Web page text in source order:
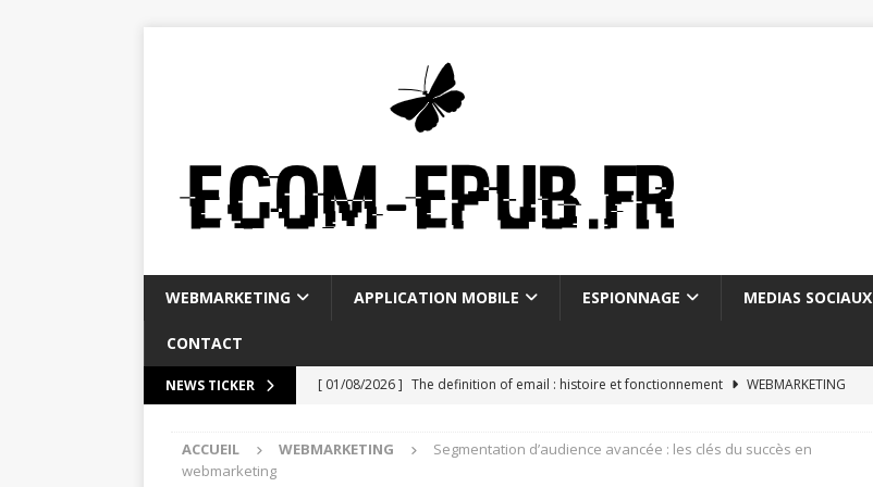
WEBMARKETING APPLICATION MOBILE ESPIONNAGE MEDIAS SOCIAUX
CONTACT
NEWS TICKER [ 01/08/2026 ] The definition of email : histoire et fonctionnement
WEBMARKETING
WEBMARKETING
ACCUEIL WEBMARKETING
Segmentation d’audience avancée : les clés du succès en
webmarketing